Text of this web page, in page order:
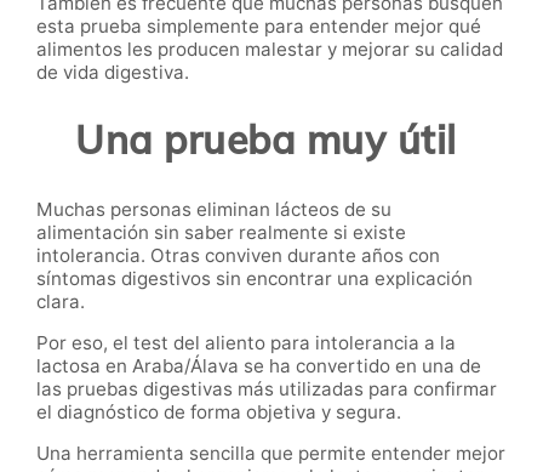
esta prueba simplemente para entender mejor qué
alimentos les producen malestar y mejorar su calidad
de vida digestiva.
Una prueba muy útil
Muchas personas eliminan lácteos de su
alimentación sin saber realmente si existe
intolerancia. Otras conviven durante años con
síntomas digestivos sin encontrar una explicación
clara.
Por eso, el test del aliento para intolerancia a la
lactosa en Araba/Álava se ha convertido en una de
las pruebas digestivas más utilizadas para confirmar
el diagnóstico de forma objetiva y segura.
Una herramienta sencilla que permite entender mejor